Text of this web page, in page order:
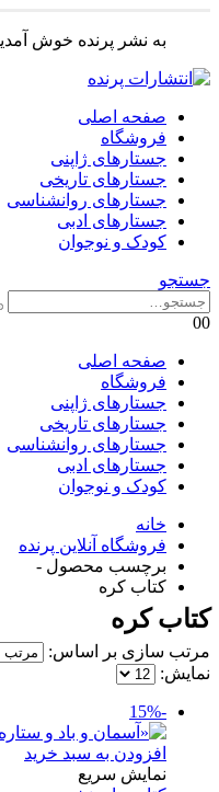
به نشر پرنده خوش
صفحه اصلی
فروشگاه
جستارهای ژاپنی
جستارهای تاریخی
جستارهای روانشناسی
جستارهای ادبی
کودک و نوجوان
جستجو
00
صفحه اصلی
فروشگاه
جستارهای ژاپنی
جستارهای تاریخی
جستارهای روانشناسی
جستارهای ادبی
کودک و نوجوان
خانه
فروشگاه آنلاین پرنده
برچسب محصول -
کتاب کره
کتاب کره
مرتب سازی بر اساس:
نمایش:
-15%
افزودن به سبد خرید
نمایش سریع